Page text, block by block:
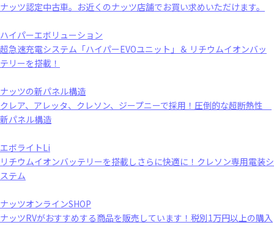
ナッツ認定中古車。お近くのナッツ店舗でお買い求めいただけます。
ハイパーエボリューション
超急速充電システム「ハイパーEVOユニット」＆ リチウムイオンバッ
テリーを搭載！
ナッツの新パネル構造
クレア、アレッタ、クレソン、ジープニーで採用！圧倒的な超断熱性
新パネル構造
エボライトLi
リチウムイオンバッテリーを搭載しさらに快適に！クレソン専用電装シ
ステム
ナッツオンラインSHOP
ナッツRVがおすすめする商品を販売しています！税別1万円以上の購入